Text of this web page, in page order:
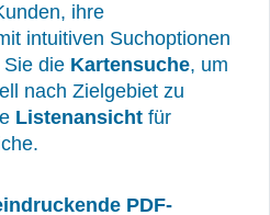
ihre
intuitiven Suchoptionen
die Kartensuche, um
nach Zielgebiet zu
Listenansicht für
PDF-